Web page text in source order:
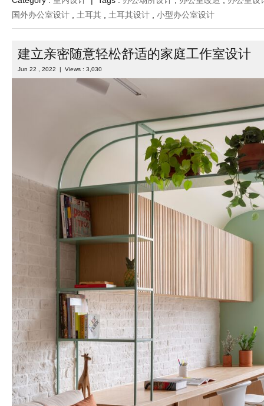
国外办公室设计 , 土耳其 , 土耳其设计 , 小型办公室设计
建立亲密随意轻松舒适的家庭工作室设计
Jun 22 , 2022 | Views : 3,030